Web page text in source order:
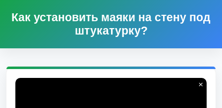
Как установить маяки на стену под
штукатурку?